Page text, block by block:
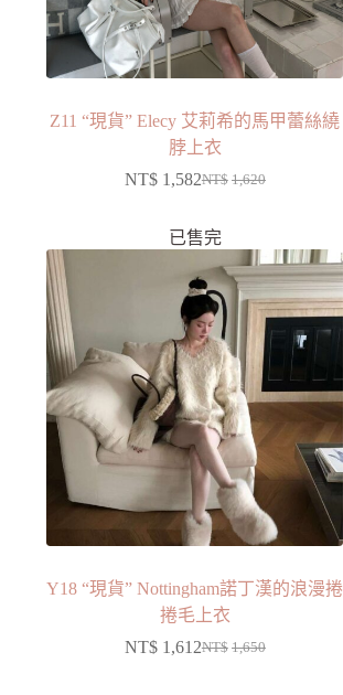
Z11 “現貨” Elecy 艾莉希的馬甲蕾絲繞
脖上衣
NT$ 1,620
NT$ 1,582
已售完
Y18 “現貨” Nottingham諾丁漢的浪漫捲
捲毛上衣
NT$ 1,650
NT$ 1,612